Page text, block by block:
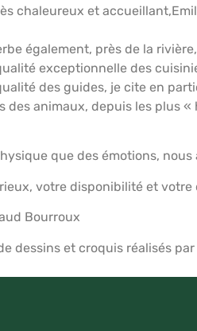
chaleureux et
également, près de la
exceptionnelle des
des guides, je cite en
animaux, depuis les plus
que des émotions,
votre disponibilité et
Bourroux
dessins et croquis réalisés